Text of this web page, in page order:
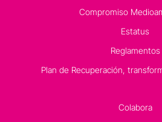
Compromiso
Estatus
Reglamentos
Plan de Recuperación,
Colabora